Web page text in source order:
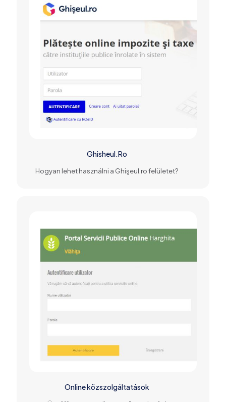
Ghisheul.Ro
Hogyan lehet használni a Ghişeul.ro felületet?
Online közszolgáltatások